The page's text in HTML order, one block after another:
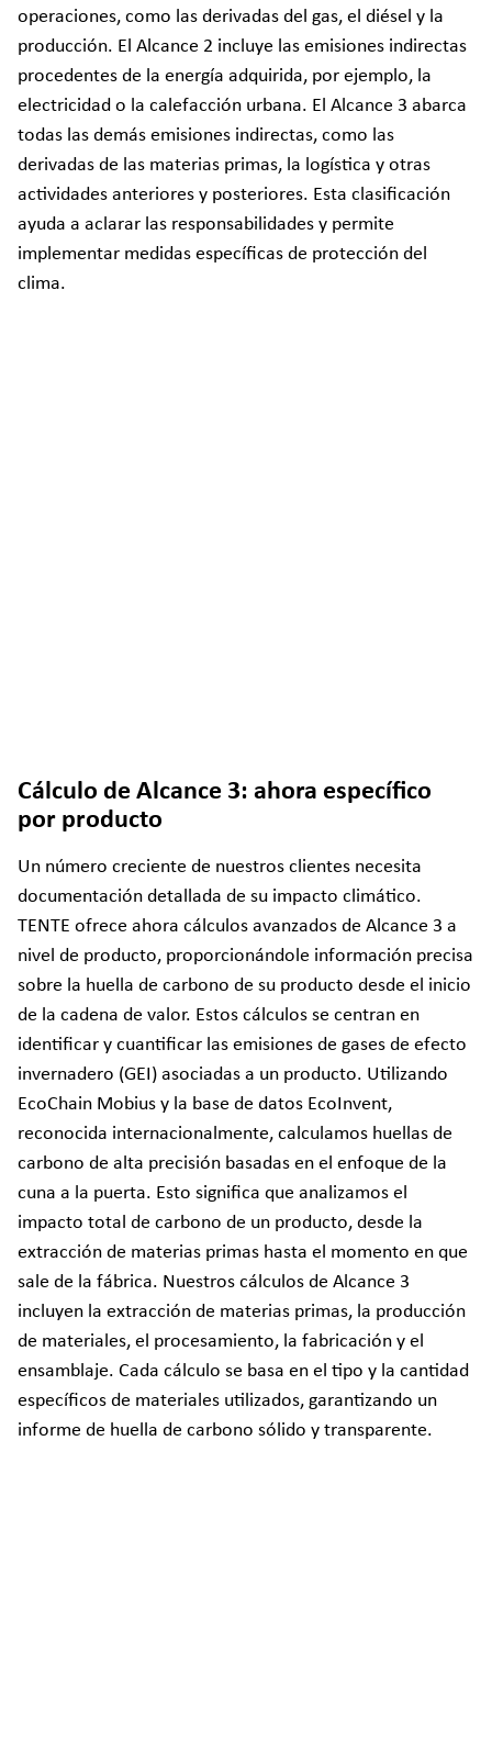
operaciones, como las derivadas del gas, el diésel y la
producción. El Alcance 2 incluye las emisiones indirectas
procedentes de la energía adquirida, por ejemplo, la
electricidad o la calefacción urbana. El Alcance 3 abarca
todas las demás emisiones indirectas, como las
derivadas de las materias primas, la logística y otras
actividades anteriores y posteriores. Esta clasificación
ayuda a aclarar las responsabilidades y permite
implementar medidas específicas de protección del
clima.
Cálculo de Alcance 3: ahora específico
por producto
Un número creciente de nuestros clientes necesita
documentación detallada de su impacto climático.
TENTE ofrece ahora cálculos avanzados de Alcance 3 a
nivel de producto, proporcionándole información precisa
sobre la huella de carbono de su producto desde el inicio
de la cadena de valor. Estos cálculos se centran en
identificar y cuantificar las emisiones de gases de efecto
invernadero (GEI) asociadas a un producto. Utilizando
EcoChain Mobius y la base de datos EcoInvent,
reconocida internacionalmente, calculamos huellas de
carbono de alta precisión basadas en el enfoque de la
cuna a la puerta. Esto significa que analizamos el
impacto total de carbono de un producto, desde la
extracción de materias primas hasta el momento en que
sale de la fábrica. Nuestros cálculos de Alcance 3
incluyen la extracción de materias primas, la producción
de materiales, el procesamiento, la fabricación y el
ensamblaje. Cada cálculo se basa en el tipo y la cantidad
específicos de materiales utilizados, garantizando un
informe de huella de carbono sólido y transparente.